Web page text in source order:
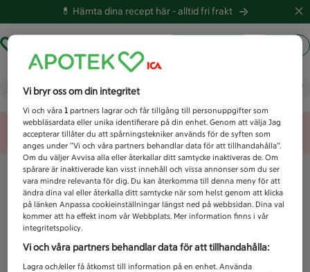
💊 Hämta dina recept här -alltid fri frakt
Vad letar du efter idag?
Unknown error
Vi bryr oss om din integritet
Vi och våra1 partners lagrar och får tillgång till personuppgifter som
webbläsardata eller unika identifierare på din enhet. Genom att välja Jag
accepterar tillåter du att spårningstekniker används för de syften som
anges under ”Vi och våra partners behandlar data för att tillhandahålla”.
Om du väljer Avvisa alla eller återkallar ditt samtycke inaktiveras de. Om
spårare är inaktiverade kan visst innehåll och vissa annonser som du ser
vara mindre relevanta för dig. Du kan återkomma till denna meny för att
ändra dina val eller återkalla ditt samtycke när som helst genom att klicka
på länken Anpassa cookieinställningar längst ned på webbsidan. Dina val
kommer att ha effekt inom vår Webbplats. Mer information finns i vår
integritetspolicy.
Vi och våra partners behandlar data för att tillhandahålla:
Lagra och/eller få åtkomst till information på en enhet. Använda